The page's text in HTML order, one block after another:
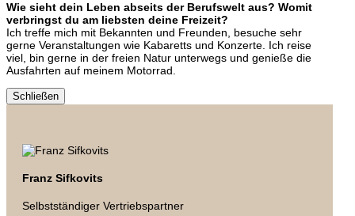
Wie sieht dein Leben abseits der Berufswelt aus? Womit
verbringst du am liebsten deine Freizeit?
Ich treffe mich mit Bekannten und Freunden, besuche sehr
gerne Veranstaltungen wie Kabaretts und Konzerte. Ich reise
viel, bin gerne in der freien Natur unterwegs und genieße die
Ausfahrten auf meinem Motorrad.
Schließen
Franz Sifkovits
Selbstständiger Vertriebspartner